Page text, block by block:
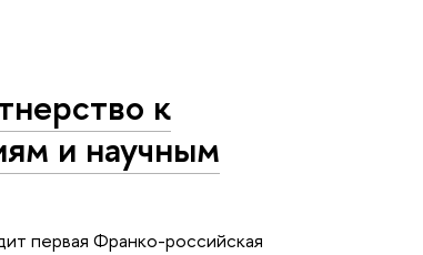
к
и научным
первая Франко-российская